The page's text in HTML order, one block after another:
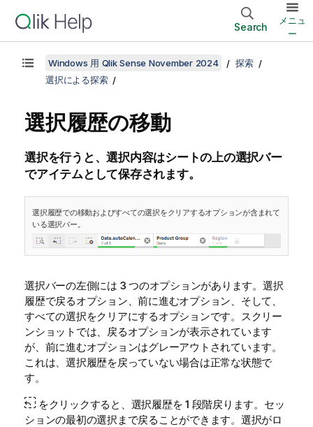
Search
メニュ
ー
Windows 用 Qlik Sense November 2024
探索
選択による探索
選択履歴の移動
選択を行うと、選択内容はシートの上の選択バー
でアイテムとして保存されます。
選択履歴での移動およびすべての選択をクリアするオプションが含まれて
いる選択バー。
選択バーの左側には 3 つのオプションがあります。選択
履歴で戻るオプション、前に進むオプション、そして、
すべての選択をクリアにするオプションです。スクリー
ンショットでは、戻るオプションが表示されています
が、前に進むオプションはグレーアウトされています。
これは、選択履歴を戻っていない場合は正常な状態で
す。
をクリックすると、選択履歴を 1 段階戻ります。セッ
ションの最初の選択まで戻ることができます。選択がロ